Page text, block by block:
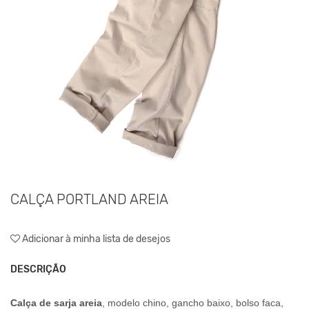
CALÇA PORTLAND AREIA
Adicionar à minha lista de desejos
DESCRIÇÃO
Calça de sarja areia modelo chino, gancho baixo, bolso faca,